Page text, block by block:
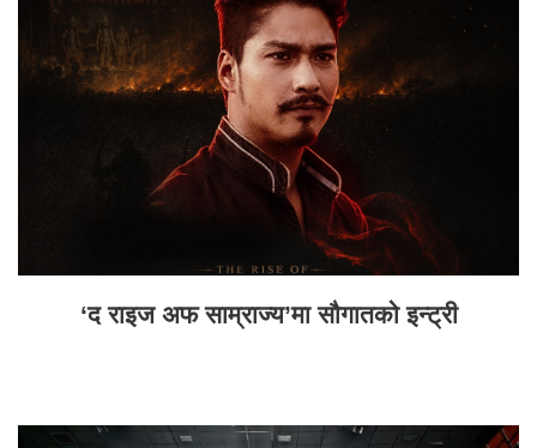
‘द राइज अफ साम्राज्य’मा सौगातको इन्ट्री